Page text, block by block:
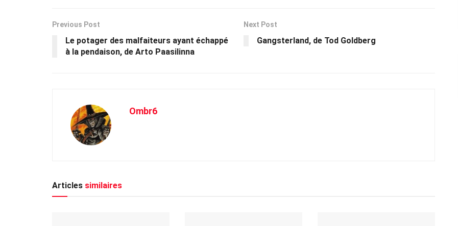
Previous Post
Le potager des malfaiteurs ayant échappé
à la pendaison, de Arto Paasilinna
Next Post
Gangsterland, de Tod Goldberg
Ombr6
Articles similaires